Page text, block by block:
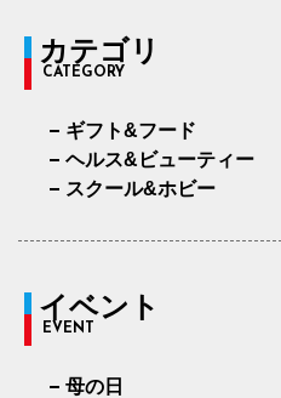
カテゴリ
CATEGORY
ギフト&フード
ヘルス&ビューティー
スクール&ホビー
イベント
EVENT
母の日